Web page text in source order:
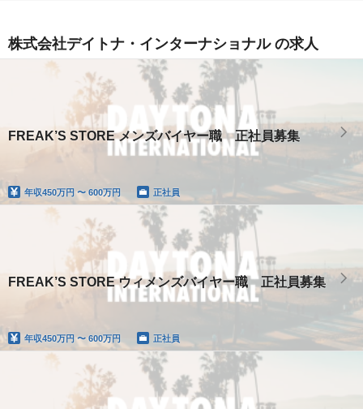
株式会社デイトナ・インターナショナル の求人
FREAK’S STORE メンズバイヤー職 正社員募集
年収450万円 〜 600万円 正社員
FREAK’S STORE ウィメンズバイヤー職 正社員募集
年収450万円 〜 600万円 正社員